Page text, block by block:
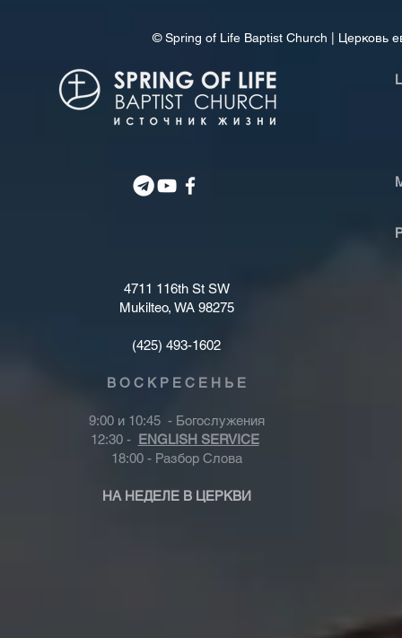
© Spring of Life Baptist Church | Церковь
4711 116th St SW
Mukilteo, WA 98275
(425) 493-1602
В О С К Р Е С Е Н Ь Е
9:00 и 10:45 - Богослужения
12:30 - ENGLISH SERVICE
18:00 - Разбор Слова
НА НЕДЕЛЕ В ЦЕРКВИ